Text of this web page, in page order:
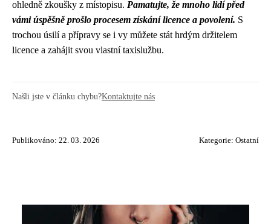
ohledně zkoušky z místopisu. Pamatujte, že mnoho lidí před
vámi úspěšně prošlo procesem získání licence a povolení. S
trochou úsilí a přípravy se i vy můžete stát hrdým držitelem
licence a zahájit svou vlastní taxislužbu.
Našli jste v článku chybu?Kontaktujte nás
Publikováno: 22. 03. 2026 Kategorie: Ostatní